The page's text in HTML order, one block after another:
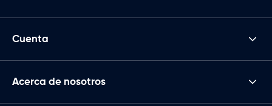
Cuenta
Acerca de nosotros